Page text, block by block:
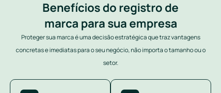
Benefícios do registro de
marca para sua empresa
Proteger sua marca é uma decisão estratégica que traz vantagens
concretas e imediatas para o seu negócio, não importa o tamanho ou o
setor.